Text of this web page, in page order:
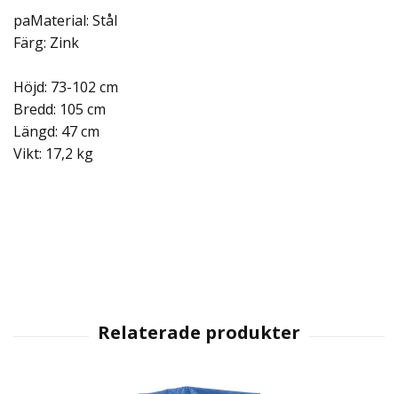
paMaterial: Stål
Färg: Zink
Höjd: 73-102 cm
Bredd: 105 cm
Längd: 47 cm
Vikt: 17,2 kg